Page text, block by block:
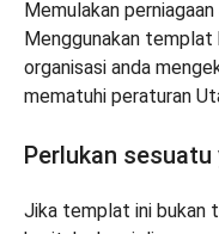
Memulakan
Menggunakan
organisasi anda
mematuhi peraturan
Perlukan sesuatu
Jika templat ini bukan